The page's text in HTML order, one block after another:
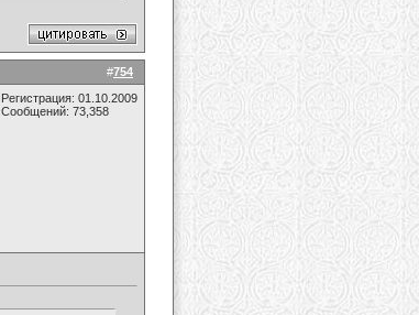
#754
Регистрация: 01.10.2009
Сообщений: 73,358